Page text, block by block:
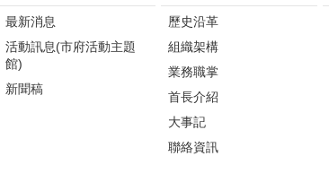
最新消息
活動訊息(市府活動主題
館)
新聞稿
歷史沿革
組織架構
業務職掌
首長介紹
大事記
聯絡資訊